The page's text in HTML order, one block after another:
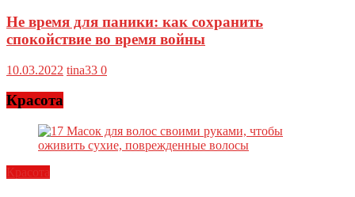
Не время для паники: как сохранить
спокойствие во время войны
10.03.2022 tina33 0
Красота
Красота